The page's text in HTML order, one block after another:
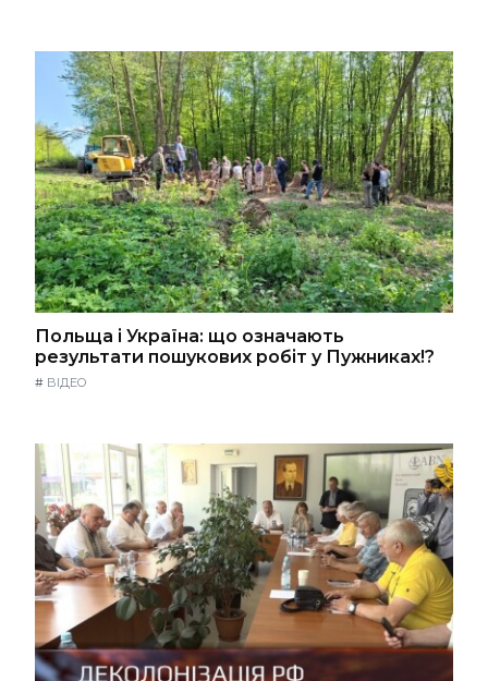
Польща і Україна: що означають
результати пошукових робіт у Пужниках!?
# ВІДЕО